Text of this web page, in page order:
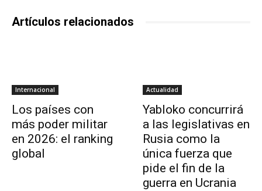
Artículos relacionados
Internacional
Los países con
más poder militar
en 2026: el ranking
global
Actualidad
Yabloko concurrirá
a las legislativas en
Rusia como la
única fuerza que
pide el fin de la
guerra en Ucrania